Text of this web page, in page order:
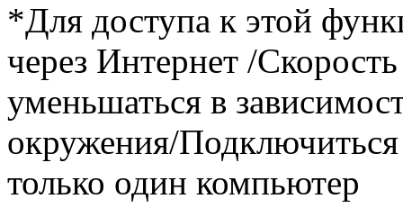
*Для доступа к этой
через Интернет /
уменьшаться в
окружения/
только один компьютер